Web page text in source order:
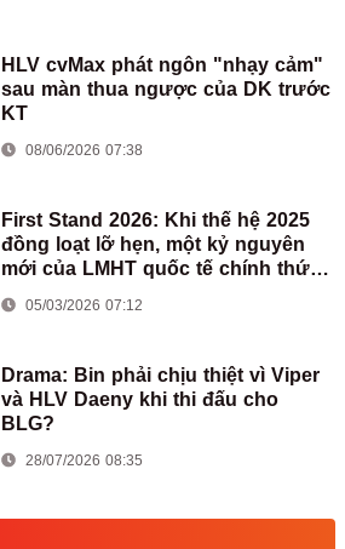
HLV cvMax phát ngôn "nhạy cảm"
sau màn thua ngược của DK trước
KT
08/06/2026 07:38
First Stand 2026: Khi thế hệ 2025
đồng loạt lỡ hẹn, một kỷ nguyên
mới của LMHT quốc tế chính thức
mở ra
05/03/2026 07:12
Drama: Bin phải chịu thiệt vì Viper
và HLV Daeny khi thi đấu cho
BLG?
28/07/2026 08:35